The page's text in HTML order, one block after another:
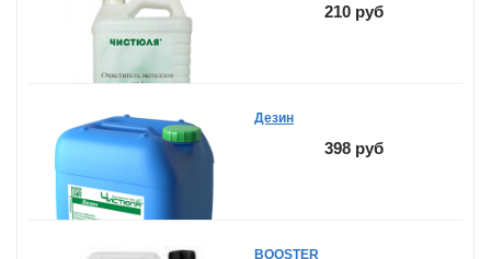
210 руб
Дезин
398 руб
BOOSTER